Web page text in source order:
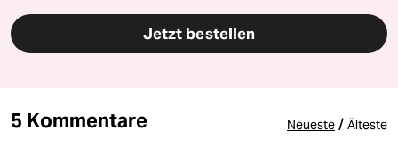
Jetzt bestellen
5 Kommentare Neueste / Älteste